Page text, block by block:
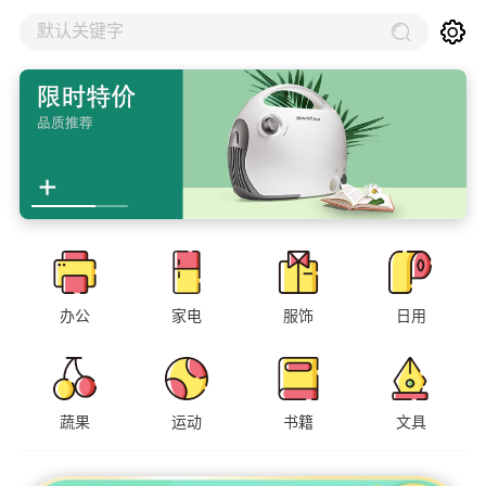
默认关键字
办公 家电 服饰 日用
蔬果 运动 书籍 文具